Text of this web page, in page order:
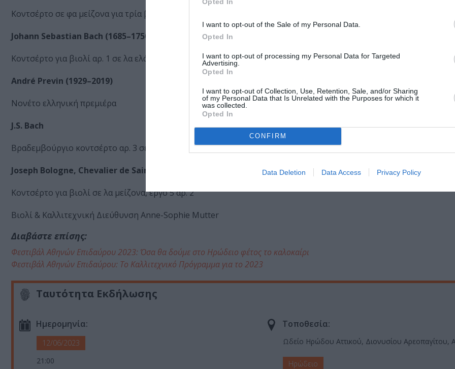
I want to opt-out of the Sale of my Personal Data.
Opted In
I want to opt-out of processing my Personal Data for Targeted
Advertising.
Opted In
I want to opt-out of Collection, Use, Retention, Sale, and/or Sharing
of my Personal Data that Is Unrelated with the Purposes for which it
was collected.
Opted In
CONFIRM
Data Deletion Data Access Privacy Policy
Kοντσέρτο σε φα μείζονα για τρία βιολιά, ορχήστρα εγχόρδων και κοντίνουο, RV 551
Johann Sebastian Bach (1685–1750)
Κοντσέρτο για βιολί αρ. 1 σε λα ελάσσονα, BWV 1041
André Previn (1929–2019)
Νονέτο ελληνική πρεμιέρα
J.S. Bach
Βραδεμβούργιο κοντσέρτο αρ. 3 σε σολ μείζονα, BWV 1048
Joseph Bologne, Chevalier de Saint-Georges (1745-1799)
Κοντσέρτο για βιολί σε λα μείζονα, έργο 5 αρ. 2
Βιολί & Καλλιτεχνική Διεύθυνση Anne-Sophie Mutter
Διαβάστε επίσης:
Φεστιβάλ Αθηνών Επιδαύρου 2023: Όσα θα δούμε στο Ηρώδειο φέτος το καλοκαίρι
Φεστιβάλ Αθηνών Επιδαύρου: Το Καλλιτεχνικό Πρόγραμμα για το 2023
Ταυτότητα Εκδήλωσης
Ημερομηνία:
12/06/2023
21:00
Τοποθεσία:
Ωδείο Ηρώδου Αττικού, Διονυσίου Αρεοπαγίτου,
Ηρώδειο